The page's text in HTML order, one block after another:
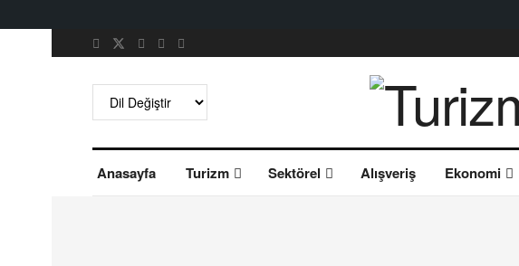
Anasayfa Turizm Sektörel Alışveriş Ekonomi